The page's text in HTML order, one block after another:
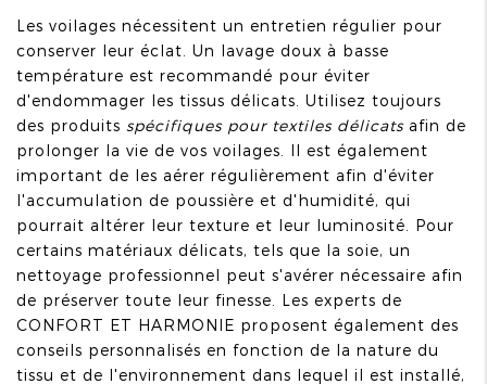
Les voilages nécessitent un entretien régulier pour
conserver leur éclat. Un lavage doux à basse
température est recommandé pour éviter
d'endommager les tissus délicats. Utilisez toujours
des produits spécifiques pour textiles délicatsafin de
prolonger la vie de vos voilages. Il est également
important de les aérer régulièrement afin d'éviter
l'accumulation de poussière et d'humidité, qui
pourrait altérer leur texture et leur luminosité. Pour
certains matériaux délicats, tels que la soie, un
nettoyage professionnel peut s'avérer nécessaire afin
de préserver toute leur finesse. Les experts de
CONFORT ET HARMONIE proposent également des
conseils personnalisés en fonction de la nature du
tissu et de l'environnement dans lequel il est installé,